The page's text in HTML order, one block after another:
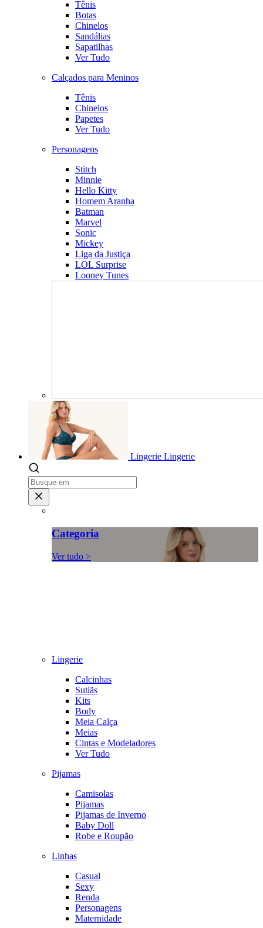
Tênis
Botas
Chinelos
Sandálias
Sapatilhas
Ver Tudo
Calçados para Meninos
Tênis
Chinelos
Papetes
Ver Tudo
Personagens
Stitch
Minnie
Hello Kitty
Homem Aranha
Batman
Marvel
Sonic
Mickey
Liga da Justiça
LOL Surprise
Looney Tunes
Lingerie Lingerie
Categoria
Ver tudo >
Lingerie
Calcinhas
Sutiãs
Kits
Body
Meia Calça
Meias
Cintas e Modeladores
Ver Tudo
Pijamas
Camisolas
Pijamas
Pijamas de Inverno
Baby Doll
Robe e Roupão
Linhas
Casual
Sexy
Renda
Personagens
Maternidade